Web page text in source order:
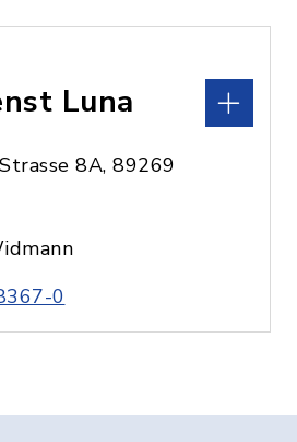
Luna
8A, 89269
0